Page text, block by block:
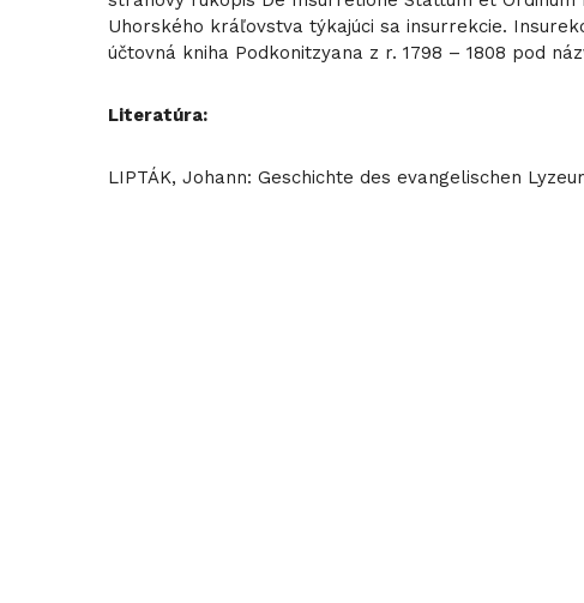
Uhorského kráľovstva týkajúci sa insurrekcie.
účtovná kniha Podkonitzyana z r. 1798 – 1808 pod
Literatúra:
LIPTÁK, Johann: Geschichte des evangelischen